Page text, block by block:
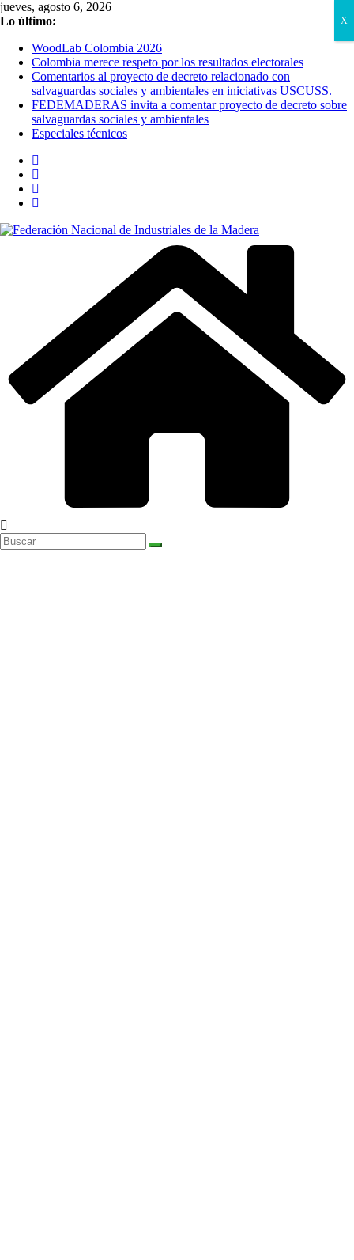
Saltar
al
jueves, agosto 6, 2026
Lo último:
WoodLab Colombia 2026
Colombia merece respeto por los resultados electorales
Comentarios al proyecto de decreto relacionado con
salvaguardas sociales y ambientales en iniciativas USCUSS.
FEDEMADERAS invita a comentar proyecto de decreto sobre
salvaguardas sociales y ambientales
Especiales técnicos
X